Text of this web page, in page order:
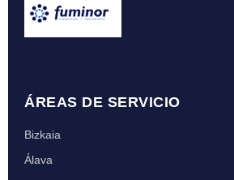
ÁREAS DE SERVICIO
Bizkaia
Álava